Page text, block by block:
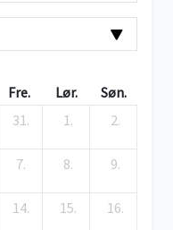
Fre. Lør.
Søn.
31. 1. 2.
7. 8. 9.
14. 15. 16.